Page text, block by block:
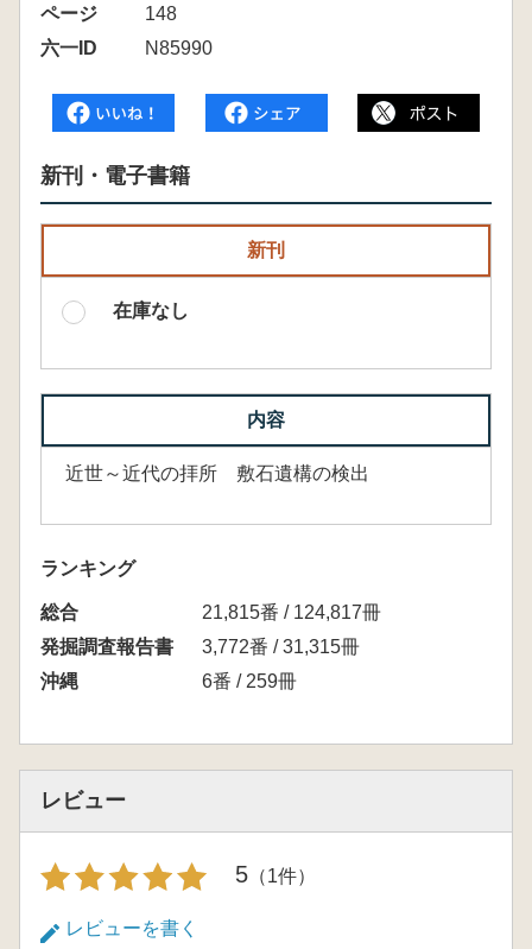
ページ
148
六一ID
N85990
新刊・電子書籍
新刊
在庫なし
内容
近世～近代の拝所 敷石遺構の検出
ランキング
総合
21,815番 / 124,817冊
発掘調査報告書
3,772番 / 31,315冊
沖縄
6番 / 259冊
レビュー
5 （1件）
レビューを書く